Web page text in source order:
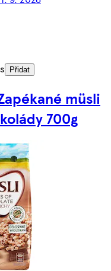
Přidat
müsli
700g